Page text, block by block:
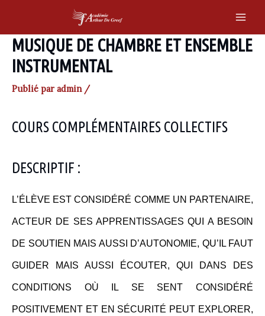
content
MUSIQUE DE CHAMBRE ET ENSEMBLE
INSTRUMENTAL
Publié par admin /
COURS COMPLÉMENTAIRES COLLECTIFS
DESCRIPTIF :
L’ÉLÈVE EST CONSIDÉRÉ COMME UN PARTENAIRE,
ACTEUR DE SES APPRENTISSAGES QUI A BESOIN
DE SOUTIEN MAIS AUSSI D’AUTONOMIE, QU’IL FAUT
GUIDER MAIS AUSSI ÉCOUTER, QUI DANS DES
CONDITIONS OÙ IL SE SENT CONSIDÉRÉ
POSITIVEMENT ET EN SÉCURITÉ PEUT EXPLORER,